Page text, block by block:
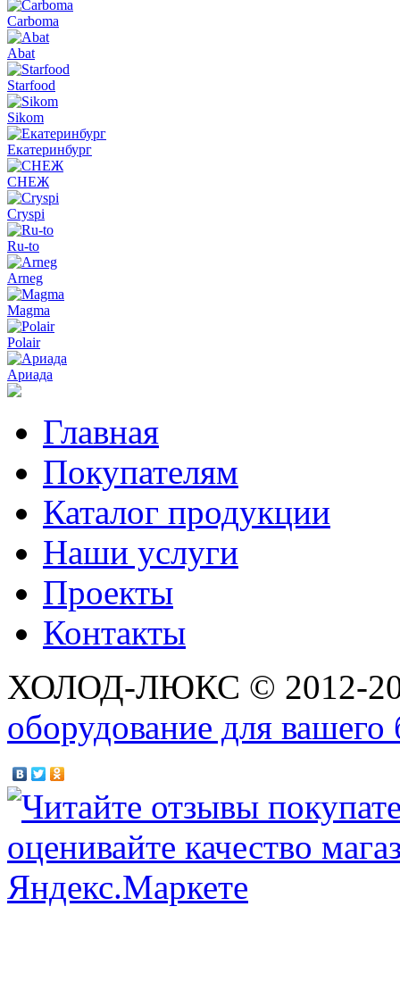
Carboma
Abat
Starfood
Sikom
Екатеринбург
СНЕЖ
Cryspi
Ru-to
Arneg
Magma
Polair
Ариада
Главная
Покупателям
Каталог продукции
Наши услуги
Проекты
Контакты
ХОЛОД-ЛЮКС © 2012-
оборудование для вашего